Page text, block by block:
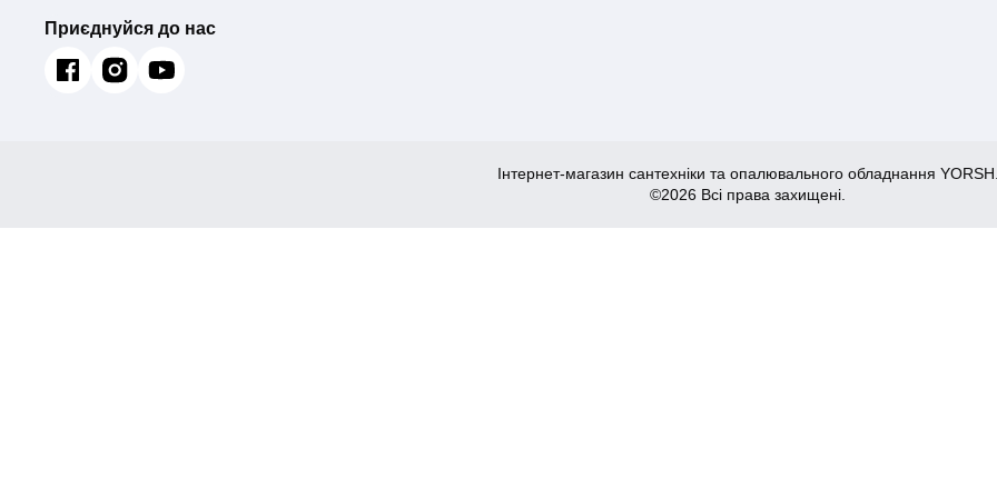
Приєднуйся до нас
Інтернет-магазин сантехніки та опалювального обладнання YORSH.
©2026 Всі права захищені.